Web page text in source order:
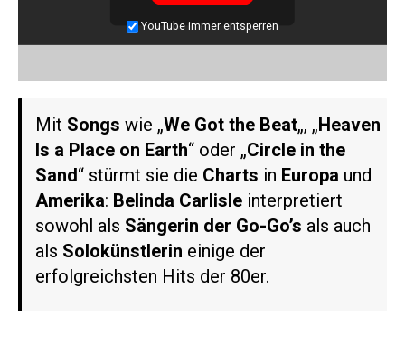
Mit Songs wie „We Got the Beat„, „Heaven
Is a Place on Earth“ oder „Circle in the
Sand“ stürmt sie die Charts in Europa und
Amerika: Belinda Carlisle interpretiert
sowohl als Sängerin der Go-Go’s als auch
als Solokünstlerin einige der
erfolgreichsten Hits der 80er.
YouTube immer entsperren